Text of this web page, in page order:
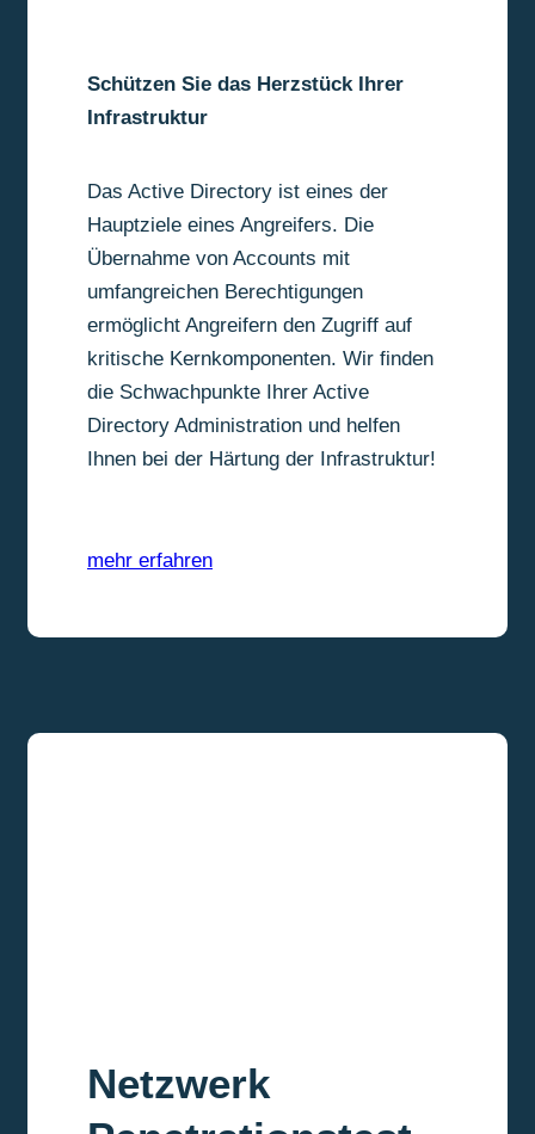
Schützen Sie das Herzstück Ihrer
Infrastruktur
Das Active Directory ist eines der
Hauptziele eines Angreifers. Die
Übernahme von Accounts mit
umfangreichen Berechtigungen
ermöglicht Angreifern den Zugriff auf
kritische Kernkomponenten. Wir finden
die Schwachpunkte Ihrer Active
Directory Administration und helfen
Ihnen bei der Härtung der Infrastruktur!
mehr erfahren
Netzwerk